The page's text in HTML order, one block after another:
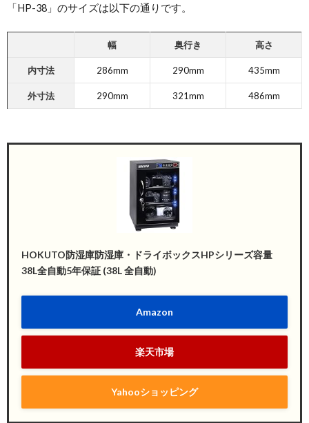
「HP-38」のサイズは以下の通りです。
幅 奥行き 高さ
内寸法 286mm 290mm 435mm
外寸法 290mm 321mm 486mm
HOKUTO防湿庫防湿庫・ドライボックスHPシリーズ容量
38L全自動5年保証 (38L 全自動)
Amazon
楽天市場
Yahooショッピング